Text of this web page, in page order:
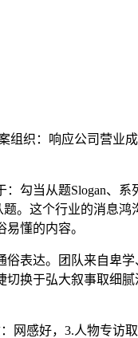
组织：响应公司营业
当从题Slogan、系
。这个行业的消息
懂的内容。
达。团队来自卑
换于弘大叙事取细
感好，3.人物专访